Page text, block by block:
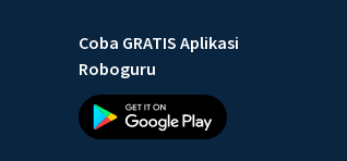
Coba GRATIS Aplikasi
Roboguru